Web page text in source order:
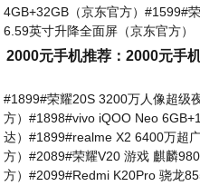
4GB+32GB（京东官方）#1599#
6.59英寸升降全面屏（京东官方）
2000元手机推荐：2000元手
#1899#荣耀20S 3200万人像超级
方）#1898#vivo iQOO Neo
达）#1899#realme X2 6400万超
方）#2089#荣耀V20 游戏 麒麟
方）#2099#Redmi K20Pro 骁龙